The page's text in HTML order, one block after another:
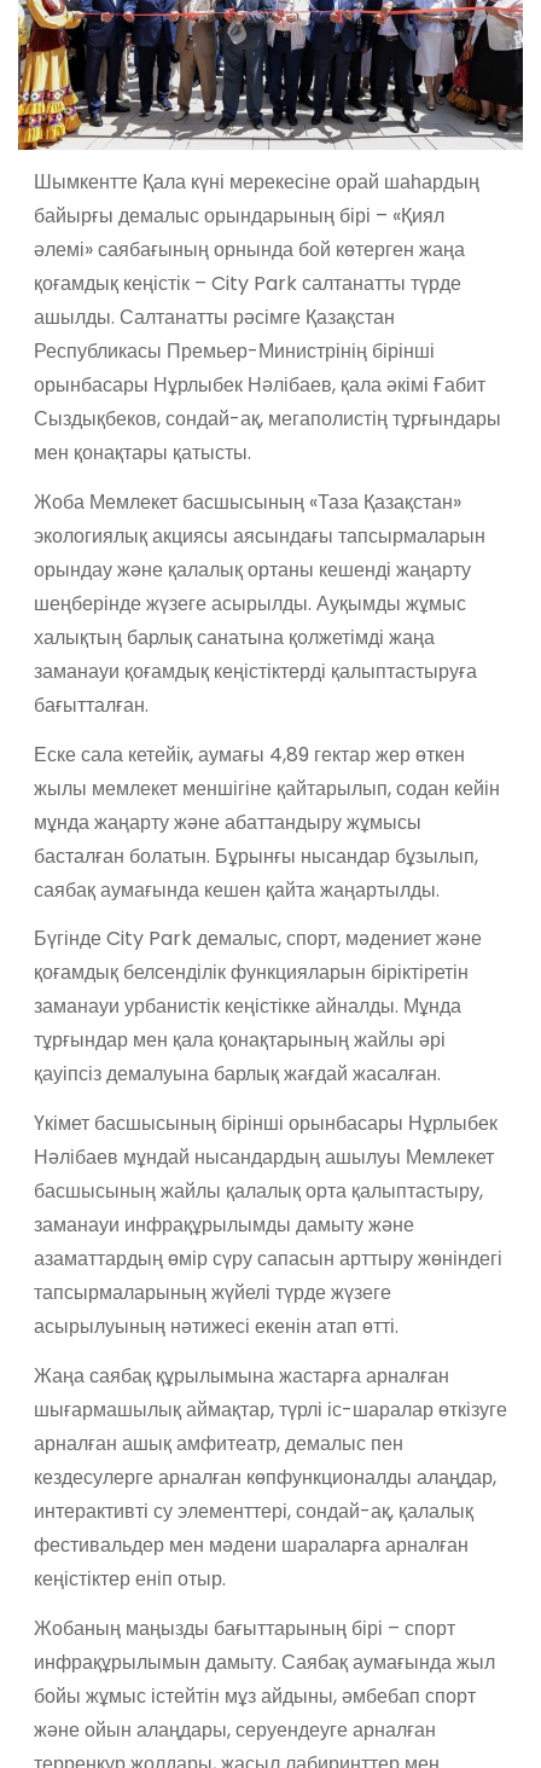
Шымкентте Қала күні мерекесіне орай шаһардың
байырғы демалыс орындарының бірі – «Қиял
әлемі» саябағының орнында бой көтерген жаңа
қоғамдық кеңістік – City Park салтанатты түрде
ашылды. Салтанатты рәсімге Қазақстан
Республикасы Премьер-Министрінің бірінші
орынбасары Нұрлыбек Нәлібаев, қала әкімі Ғабит
Сыздықбеков, сондай-ақ, мегаполистің тұрғындары
мен қонақтары қатысты.
Жоба Мемлекет басшысының «Таза Қазақстан»
экологиялық акциясы аясындағы тапсырмаларын
орындау және қалалық ортаны кешенді жаңарту
шеңберінде жүзеге асырылды. Ауқымды жұмыс
халықтың барлық санатына қолжетімді жаңа
заманауи қоғамдық кеңістіктерді қалыптастыруға
бағытталған.
Еске сала кетейік, аумағы 4,89 гектар жер өткен
жылы мемлекет меншігіне қайтарылып, содан кейін
мұнда жаңарту және абаттандыру жұмысы
басталған болатын. Бұрынғы нысандар бұзылып,
саябақ аумағында кешен қайта жаңартылды.
Бүгінде City Park демалыс, спорт, мәдениет және
қоғамдық белсенділік функцияларын біріктіретін
заманауи урбанистік кеңістікке айналды. Мұнда
тұрғындар мен қала қонақтарының жайлы әрі
қауіпсіз демалуына барлық жағдай жасалған.
Үкімет басшысының бірінші орынбасары Нұрлыбек
Нәлібаев мұндай нысандардың ашылуы Мемлекет
басшысының жайлы қалалық орта қалыптастыру,
заманауи инфрақұрылымды дамыту және
азаматтардың өмір сүру сапасын арттыру жөніндегі
тапсырмаларының жүйелі түрде жүзеге
асырылуының нәтижесі екенін атап өтті.
Жаңа саябақ құрылымына жастарға арналған
шығармашылық аймақтар, түрлі іс-шаралар өткізуге
арналған ашық амфитеатр, демалыс пен
кездесулерге арналған көпфункционалды алаңдар,
интерактивті су элементтері, сондай-ақ, қалалық
фестивальдер мен мәдени шараларға арналған
кеңістіктер еніп отыр.
Жобаның маңызды бағыттарының бірі – спорт
инфрақұрылымын дамыту. Саябақ аумағында жыл
бойы жұмыс істейтін мұз айдыны, әмбебап спорт
және ойын алаңдары, серуендеуге арналған